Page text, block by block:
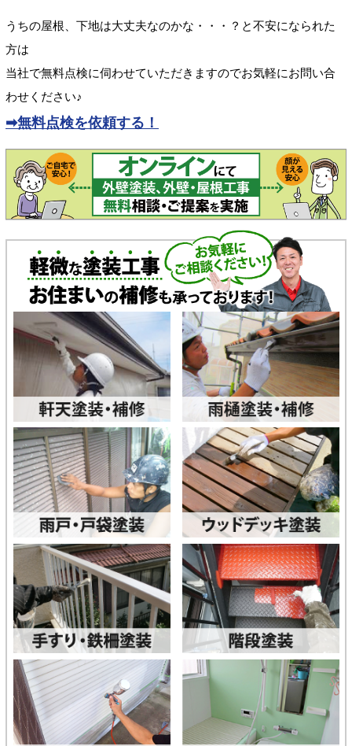
うちの屋根、下地は大丈夫なのかな・・・？と不安になられた
方は
当社で無料点検に伺わせていただきますのでお気軽にお問い合
わせください♪
➡無料点検を依頼する！